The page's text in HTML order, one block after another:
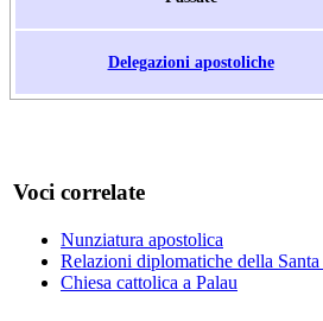
Delegazioni apostoliche
Voci correlate
Nunziatura apostolica
Relazioni diplomatiche della Santa
Chiesa cattolica a Palau